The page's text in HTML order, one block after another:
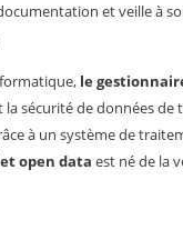
et veille à
le
la sécurité de données
à un système de
open data est né de la